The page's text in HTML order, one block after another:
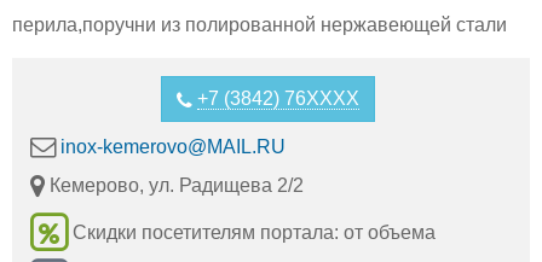
перила,поручни из полированной нержавеющей стали
+7 (3842) 76XXXX
inox-kemerovo@MAIL.RU
Кемерово, ул. Радищева 2/2
Скидки посетителям портала: от объема